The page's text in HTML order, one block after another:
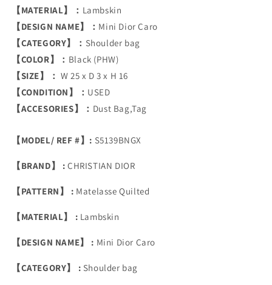
【MATERIAL】： Lambskin
【DESIGN NAME】： Mini Dior Caro
【CATEGORY】： Shoulder bag
【COLOR】： Black (PHW)
【SIZE】： W 25 x D 3 x H 16
【CONDITION】： USED
【ACCESORIES】： Dust Bag,Tag
【MODEL/ REF #】: S5139BNGX
【BRAND】 : CHRISTIAN DIOR
【PATTERN】 : Matelasse Quilted
【MATERIAL】 : Lambskin
【DESIGN NAME】 : Mini Dior Caro
【CATEGORY】 : Shoulder bag